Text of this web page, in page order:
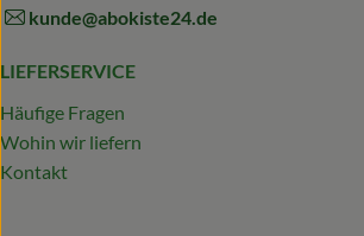
kunde@abokiste24.de
LIEFERSERVICE
Häufige Fragen
Wohin wir liefern
Kontakt